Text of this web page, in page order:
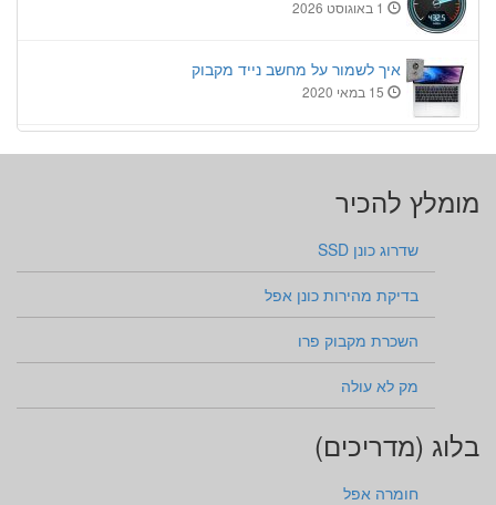
איך לשמור על מחשב נייד מקבוק
מומלץ להכיר
שדרוג כונן SSD
בדיקת מהירות כונן אפל
השכרת מקבוק פרו
מק לא עולה
בלוג (מדריכים)
חומרה אפל